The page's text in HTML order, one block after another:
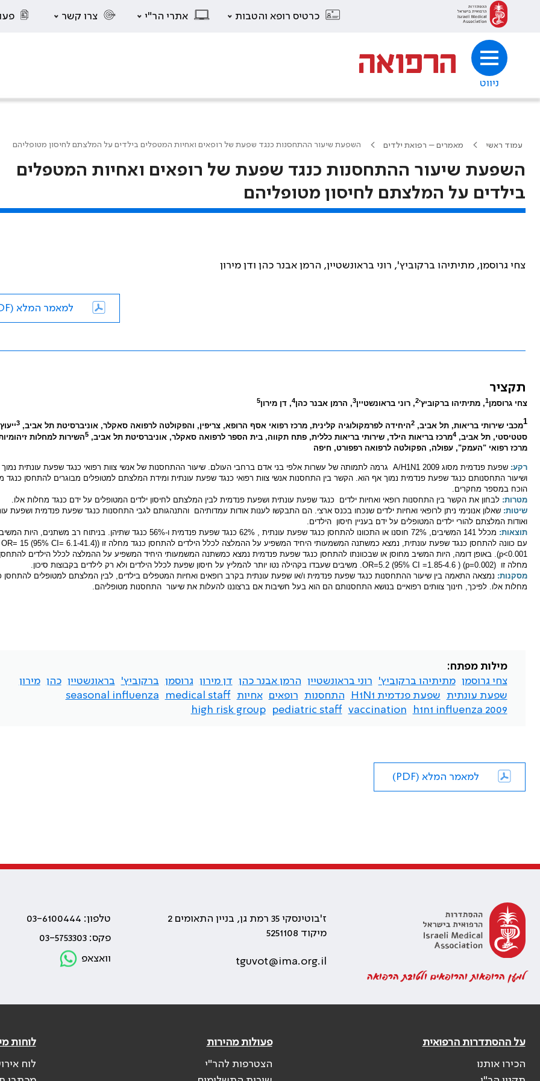
כרטיס רופא והטבות אתרי הר"י צרו קשר
ניווט
עמוד ראשי מאמרים – רפואת ילדים השפעת שיעור ההתחסנות כנגד שפעת של רופאים ואחיות המטפלים בילדים על המלצתם לחיסון מטופליהם
השפעת שיעור ההתחסנות כנגד שפעת של רופאים ואחיות המטפלים
בילדים על המלצתם לחיסון מטופליהם
צחי גרוסמן, מתיתיהו ברקוביץ', רוני בראונשטיין, הרמן אבנר כהן ודן מירון
למאמר המלא (PDF)
תקציר
צחי גרוסמן1, מתיתיהו ברקוביץ'2, רוני בראונשטיין3, הרמן אבנר כהן4, דן מירון5
1מכבי שירותי בריאות, תל אביב, 2היחידה לפרמקולוגיה קלינית, מרכז רפואי אסף הרופא, צריפין, והפקולטה לרפואה סאקלר, אוניברסיטת תל אביב, 3ייעוץ
סטטיסטי, תל אביב, 4מרכז בריאות הילד, שירותי בריאות כללית, פתח תקווה, בית הספר לרפואה סאקלר, אוניברסיטת תל אביב, 5השירות למחלות
מרכז רפואי "העמק", עפולה, הפקולטה לרפואה רפפורט, חיפה
רקע: שפעת פנדמית מסוג 2009
גרמה לתמותה של עשרות אלפי בני אדם ברחבי העולם. שיעור ההתחסנות של אנשי צוות רפואי כנגד שפעת עונתית נמוך
ושיעור התחסנותם כנגד שפעת פנדמית נמוך אף הוא. הקשר בין התחסנות אנשי צוות רפואי כנגד שפעת עונתית ומידת המלצתם למטופלים מבוגרים להתחסן כנגד
הוכח במספר מחקרים.
מטרות: לבחון את הקשר בין התחסנות רופאי ואחיות ילדים
כנגד שפעת עונתית ושפעת פנדמית לבין המלצתם לחיסון ילדים המטופלים על ידם כנגד מחלות אלו.
שיטות: שאלון אנונימי ניתן לרופאי ואחיות ילדים שנכחו בכנס ארצי. הם התבקשו לענות אודות עמדותיהם והתנהגותם לגבי התחסנות כנגד שפעת פנדמית ושפעת
ואודות המלצתם להורי ילדים המטופלים על ידם בעניין חיסון הילדים.
תוצאות:
מכלל 141 המשיבים, 72% חוסנו או התכוונו להתחסן כנגד שפעת עונתית , 62% כנגד שפעת פנדמית ו-56% כנגד שתיהן. בניתוח רב
עם כוונה להתחסן כנגד שפעת עונתית, נמצא כמשתנה המשמעותי היחיד המשפיע על ההמלצה לכלל הילדים להתחסן כנגד מחלה זו (OR= 15 (95% CI= 6.1-41.4)
(p<0.001. באופן דומה, היות המשיב מחוסן או שבכוונתו להתחסן כנגד שפעת פנדמית נמצא כמשתנה המשמעותי היחיד המשפיע על ההמלצה לכלל הילדים
מחלה זו OR=5.2 (95% CI =1.85-4.6 ) (p=0.002). משיבים שעבדו בקהילה נטו יותר להמליץ על חיסון שפעת לכלל הילדים ולא רק לילדים בקבוצות סיכון.
מסקנות: נמצאה התאמה בין שיעור ההתחסנות כנגד שפעת פנדמית ו/או שפעת עונתית בקרב רופאים ואחיות המטפלים בילדים, לבין המלצתם למטופלים להתחסן
מחלות אלו. לפיכך, חינוך צוותים רפואיים בנושא התחסנותם הם הוא בעל חשיבות אם ברצוננו להעלות את שיעור התחסנות מטופליהם.
מילות מפתח:
צחי גרוסמן מתיתיהו ברקוביץ' רוני בראונשטיין הרמן אבנר כהן דן מירון גרוסמן ברקוביץ' בראונשטיין כהן מירון
שפעת עונתית
שפעת פנדמית H1N1 התחסנות רופאים אחיות medical staff
seasonal influenza
2009 h1n1 influenza
vaccination
pediatric staff
high risk group
למאמר המלא (PDF)
למען הרופאות והרופאים ולטובת הרפואה
ז'בוטינסקי 35 רמת גן, בניין התאומים 2
מיקוד 5251108
tguvot@ima.org.il
טלפון: 03-6100444
פקס: 03-5753303
וואצאפ
על ההסתדרות הרפואית
הכירו אותנו
פעולות מהירות
הצטרפות להר"י
לוחות
לוח